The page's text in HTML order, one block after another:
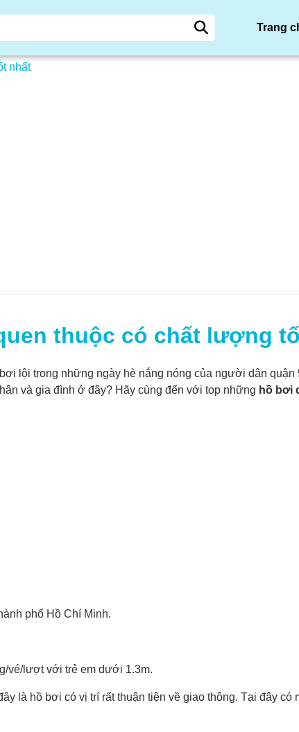
Trang
nhất
thuộc có chất lượng
lội trong những ngày hè nắng nóng của người dân
và gia đình ở đây? Hãy cùng đến với top những hồ bơi
phố Hồ Chí Minh.
vé/lượt với trẻ em dưới 1.3m.
là hồ bơi có vị trí rất thuận tiện về giao thông. Tại đây có